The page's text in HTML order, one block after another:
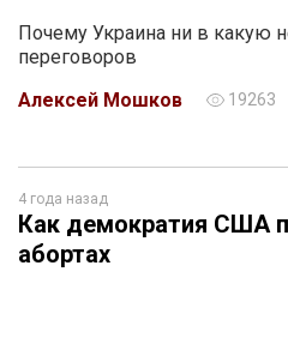
Почему Украина ни в какую
переговоров
Алексей Мошков
19263
4 года назад
Как демократия США
абортах